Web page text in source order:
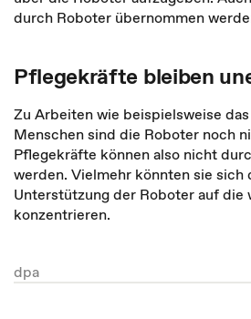
durch Roboter übernommen
Pflegekräfte bleiben
Zu Arbeiten wie beispielsweise
Menschen sind die Roboter noch
Pflegekräfte können also nicht
werden. Vielmehr könnten sie sich
Unterstützung der Roboter auf die
konzentrieren.
dpa